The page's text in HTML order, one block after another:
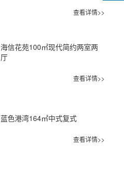
查看详情>>
海信花苑100㎡现代简约两室两
厅
查看详情>>
蓝色港湾164㎡中式复式
查看详情>>